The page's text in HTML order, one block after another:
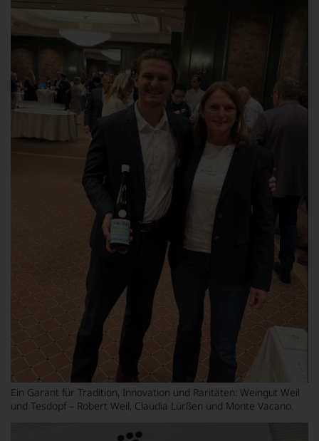
Ein Garant für Tradition, Innovation und Raritäten: Weingut Weil
und Tesdopf – Robert Weil, Claudia Lürßen und Monte Vacano.